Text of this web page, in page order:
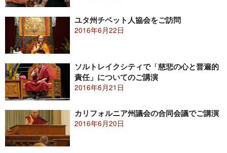
ユタ州チベット人協会をご訪問
2016年6月22日
ソルトレイクシティで「慈悲の心と普遍的
責任」についてのご講演
2016年6月21日
カリフォルニア州議会の合同会議でご講演
2016年6月20日